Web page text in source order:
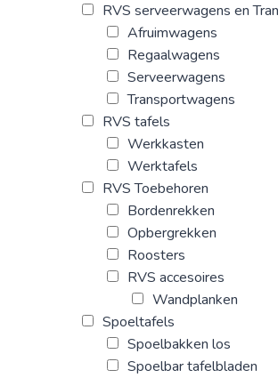
RVS serveerwagens en
Afruimwagens
Regaalwagens
Serveerwagens
Transportwagens
RVS tafels
Werkkasten
Werktafels
RVS Toebehoren
Bordenrekken
Opbergrekken
Roosters
RVS accesoires
Wandplanken
Spoeltafels
Spoelbakken los
Spoelbar tafelbladen